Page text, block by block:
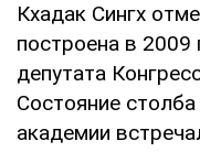
Кхадак Сингх
построена в 2009
депутата
Состояние
академии